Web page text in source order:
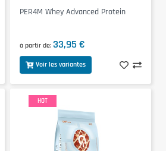
PER4M Whey Advanced Protein
à partir de 33,95 €
Voir les variantes
HOT